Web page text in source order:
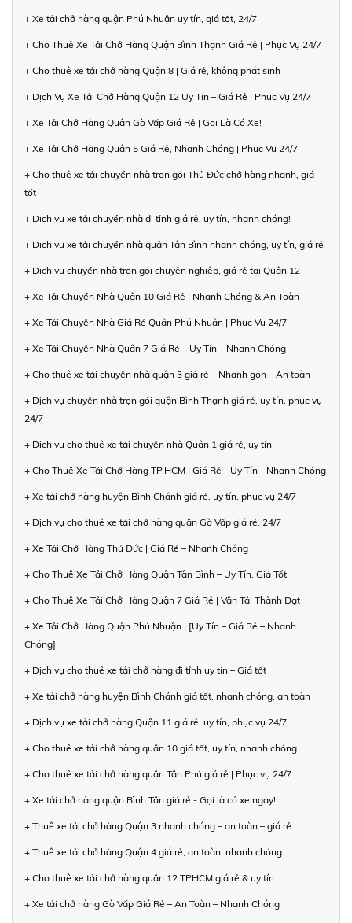
+ Xe tải chở hàng quận Phú Nhuận uy tín, giá tốt, 24/7
+ Cho Thuê Xe Tải Chở Hàng Quận Bình Thạnh Giá Rẻ | Phục Vụ 24/7
+ Cho thuê xe tải chở hàng Quận 8 | Giá rẻ, không phát sinh
+ Dịch Vụ Xe Tải Chở Hàng Quận 12 Uy Tín – Giá Rẻ | Phục Vụ 24/7
+ Xe Tải Chở Hàng Quận Gò Vấp Giá Rẻ | Gọi Là Có Xe!
+ Xe Tải Chở Hàng Quận 5 Giá Rẻ, Nhanh Chóng | Phục Vụ 24/7
+ Cho thuê xe tải chuyển nhà trọn gói Thủ Đức chở hàng nhanh, giá
tốt
+ Dịch vụ xe tải chuyển nhà đi tỉnh giá rẻ, uy tín, nhanh chóng!
+ Dịch vụ xe tải chuyển nhà quận Tân Bình nhanh chóng, uy tín, giá rẻ
+ Dịch vụ chuyển nhà trọn gói chuyên nghiệp, giá rẻ tại Quận 12
+ Xe Tải Chuyển Nhà Quận 10 Giá Rẻ | Nhanh Chóng & An Toàn
+ Xe Tải Chuyển Nhà Giá Rẻ Quận Phú Nhuận | Phục Vụ 24/7
+ Xe Tải Chuyển Nhà Quận 7 Giá Rẻ – Uy Tín – Nhanh Chóng
+ Cho thuê xe tải chuyển nhà quận 3 giá rẻ – Nhanh gọn – An toàn
+ Dịch vụ chuyển nhà trọn gói quận Bình Thạnh giá rẻ, uy tín, phục vụ
24/7
+ Dịch vụ cho thuê xe tải chuyển nhà Quận 1 giá rẻ, uy tín
+ Cho Thuê Xe Tải Chở Hàng TP.HCM | Giá Rẻ - Uy Tín - Nhanh Chóng
+ Xe tải chở hàng huyện Bình Chánh giá rẻ, uy tín, phục vụ 24/7
+ Dịch vụ cho thuê xe tải chở hàng quận Gò Vấp giá rẻ, 24/7
+ Xe Tải Chở Hàng Thủ Đức | Giá Rẻ – Nhanh Chóng
+ Cho Thuê Xe Tải Chở Hàng Quận Tân Bình – Uy Tín, Giá Tốt
+ Cho Thuê Xe Tải Chở Hàng Quận 7 Giá Rẻ | Vận Tải Thành Đạt
+ Xe Tải Chở Hàng Quận Phú Nhuận | [Uy Tín – Giá Rẻ – Nhanh
Chóng]
+ Dịch vụ cho thuê xe tải chở hàng đi tỉnh uy tín – Giá tốt
+ Xe tải chở hàng huyện Bình Chánh giá tốt, nhanh chóng, an toàn
+ Dịch vụ xe tải chở hàng Quận 11 giá rẻ, uy tín, phục vụ 24/7
+ Cho thuê xe tải chở hàng quận 10 giá tốt, uy tín, nhanh chóng
+ Cho thuê xe tải chở hàng quận Tân Phú giá rẻ | Phục vụ 24/7
+ Xe tải chở hàng quận Bình Tân giá rẻ - Gọi là có xe ngay!
+ Thuê xe tải chở hàng Quận 3 nhanh chóng – an toàn – giá rẻ
+ Thuê xe tải chở hàng Quận 4 giá rẻ, an toàn, nhanh chóng
+ Cho thuê xe tải chở hàng quận 12 TPHCM giá rẻ & uy tín
+ Xe tải chở hàng Gò Vấp Giá Rẻ – An Toàn – Nhanh Chóng